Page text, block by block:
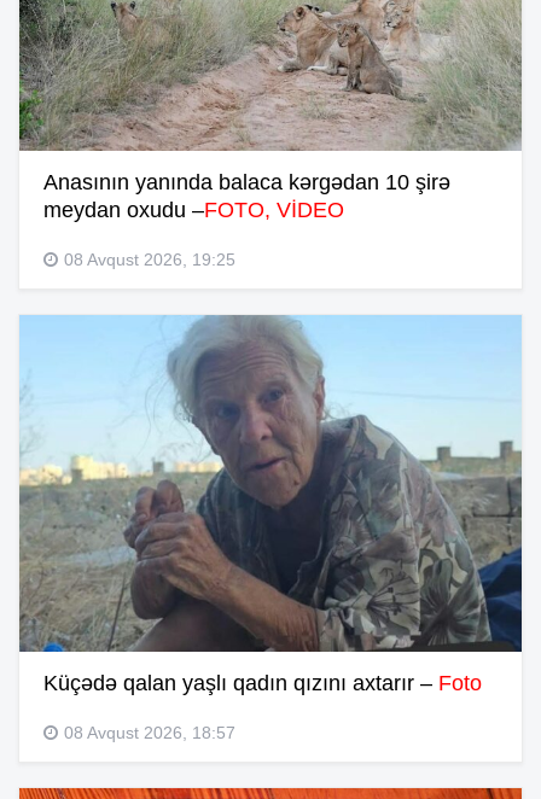
Anasının yanında balaca kərgədan 10 şirə
meydan oxudu –FOTO, VİDEO
08 Avqust 2026, 19:25
Küçədə qalan yaşlı qadın qızını axtarır – Foto
08 Avqust 2026, 18:57